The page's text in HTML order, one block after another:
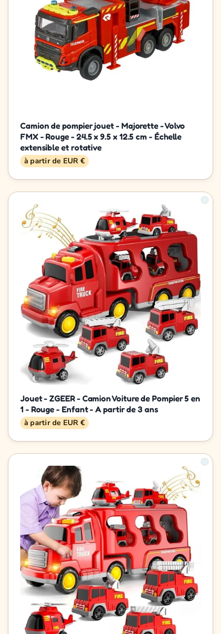
Camion de pompier jouet - Majorette - Volvo
FMX - Rouge - 24.5 x 9.5 x 12.5 cm - Échelle
extensible et rotative
à partir de EUR €
Jouet - ZGEER - Camion Voiture de Pompier 5 en
1 - Rouge - Enfant - A partir de 3 ans
à partir de EUR €